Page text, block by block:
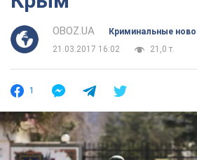
OBOZ.UA
Криминальные
21.03.2017 16:02
21,0 т.
1